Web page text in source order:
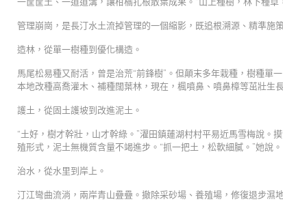
管理崩崗，是長汀水土流掉管理的一個縮影，既追根溯源、精準施
造林，從單一樹種到優化構造。
馬尾松易種又耐活，曾是治荒“前鋒樹”。但顛末多年栽種，樹種單
本地改種高喬灌木、補種闊葉林，現在，楓噴鼻、噴鼻樟等茁壯生
護土，從固土護坡到改進泥土。
“土好，樹才幹壯，山才幹綠。”濯田鎮蓮湖村村平易近馬雪梅說
殖形式，泥土無機質含量不竭進步。“抓一把土，松軟細膩。”她說。
治水，從水里到岸上。
汀江彎曲流淌，兩岸青山疊疊。撤除采砂場、養殖場，修復退步